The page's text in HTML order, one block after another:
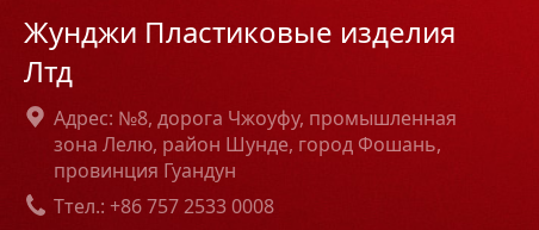
Жунджи Пластиковые изделия
Лтд
Адрес: №8, дорога Чжоуфу, промышленная
зона Лелю, район Шунде, город Фошань,
провинция Гуандун
Tтел.: +86 757 2533 0008